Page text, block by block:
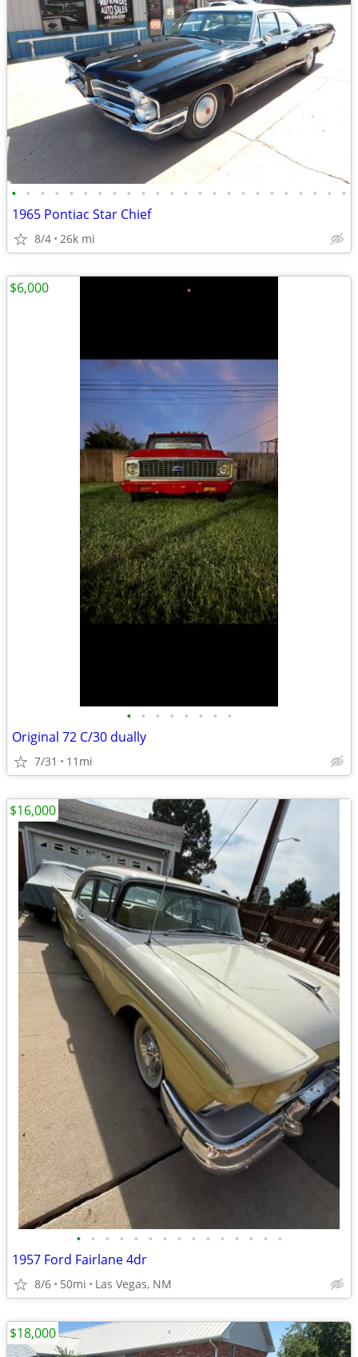
• • • • • • • • • • • • • • • • • • • • • • • •
1965 Pontiac Star Chief
8/4 26k mi
• • • • • • • •
Original 72 C/30 dually
7/31 11mi
$6,000
• • • • • • • • • • • • • • •
1957 Ford Fairlane 4dr
8/6 50mi Las Vegas, NM
$16,000
$18,000